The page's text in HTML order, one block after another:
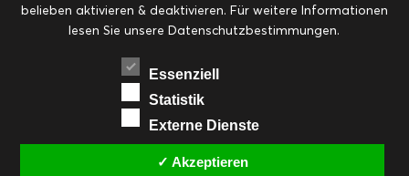
Eingemachtes Ohne Kategorie Ostern Resteküche
RezepteSaisonalSliderStartseite
Suppen, Salate & Vorspeisen
Vorspeisen, Salate & Suppen
Weihnachten Workshops & Events
belieben aktivieren & deaktivieren. Für weitere Informationen
lesen Sie unsere Datenschutzbestimmungen.
Essenziell
Statistik
Externe Dienste
✓ Akzeptieren